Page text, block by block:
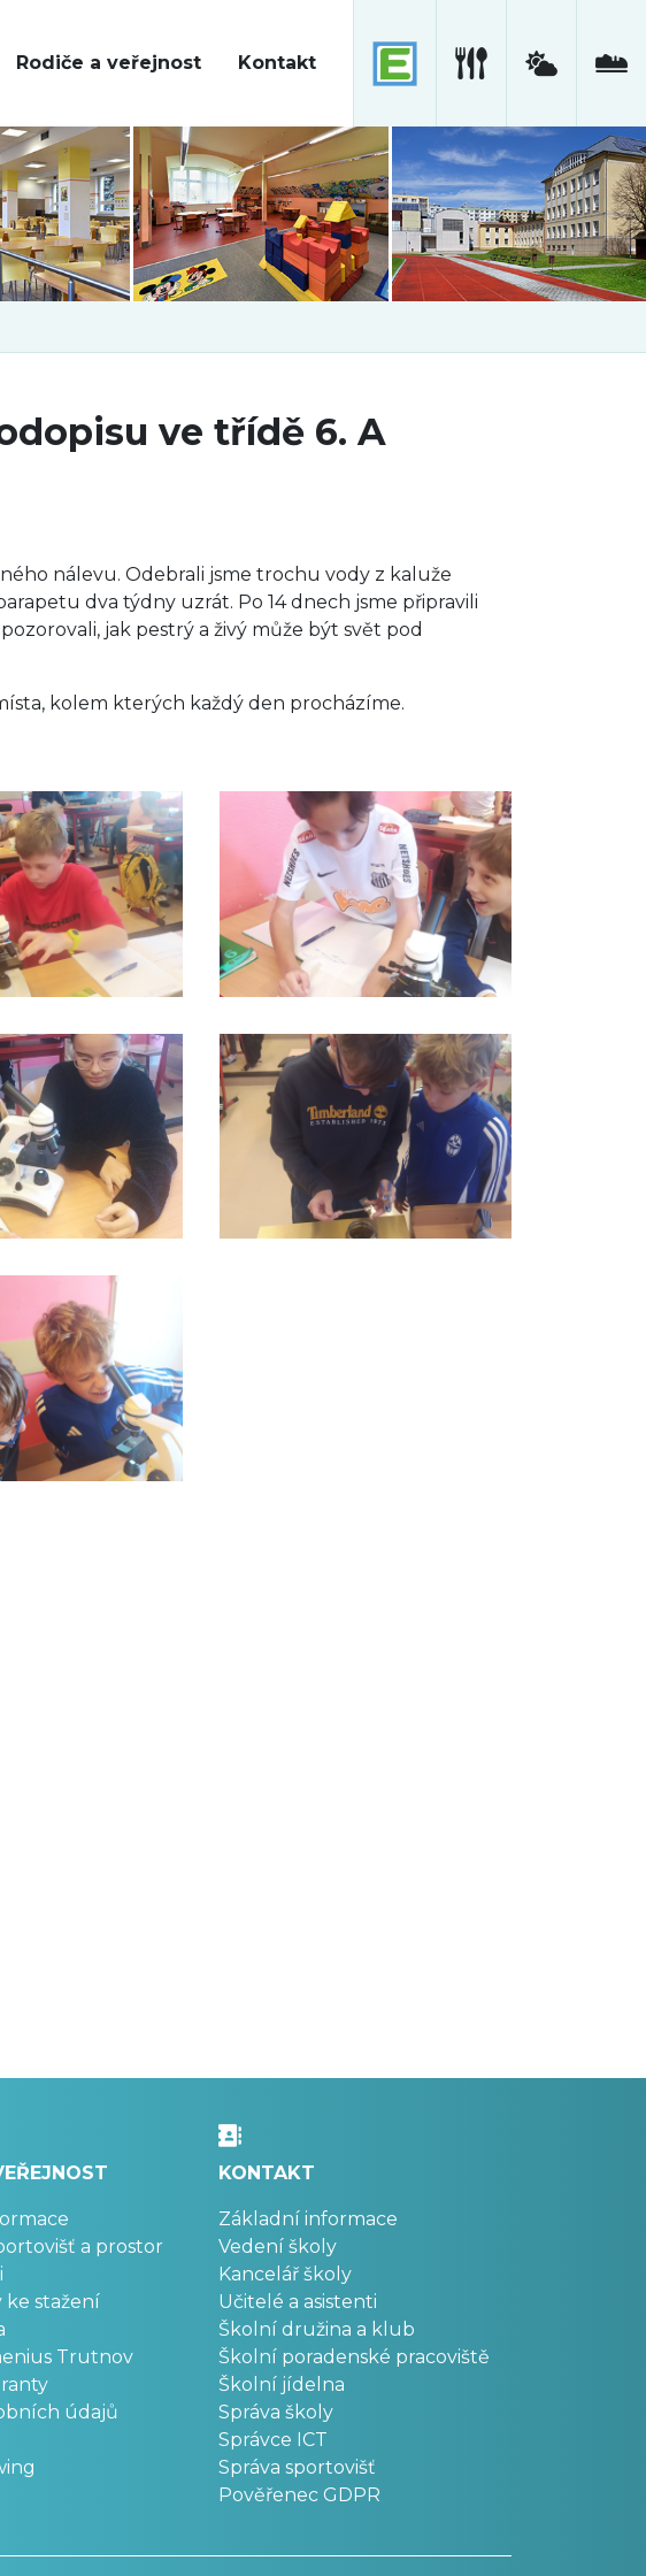
Rodiče a veřejnost Kontakt
ve třídě 6. A
nálevu. Odebrali jsme trochu vody z kaluže
dva týdny uzrát. Po 14 dnech jsme připravili
jak pestrý a živý může být svět pod
kolem kterých každý den procházíme.
a prostor
stažení
Trutnov
údajů
KONTAKT
Základní informace
Vedení školy
Kancelář školy
Učitelé a asistenti
Školní družina a klub
Školní poradenské pracoviště
Školní jídelna
Správa školy
Správce ICT
Správa sportovišť
Pověřenec GDPR